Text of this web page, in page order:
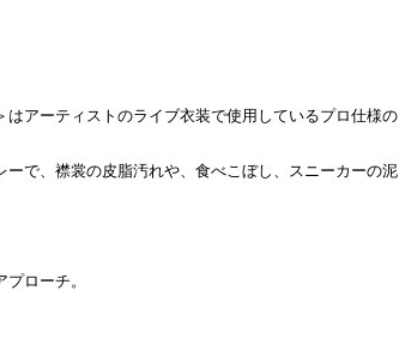
アーティストのライブ衣装で使用しているプロ仕様の
で、襟裳の皮脂汚れや、食べこぼし、スニーカーの泥
ローチ。